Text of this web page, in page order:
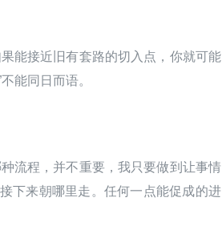
能接近旧有套路的切入点，你就可能
能同日而语。
流程，并不重要，我只要做到让事情
下来朝哪里走。任何一点能促成的进